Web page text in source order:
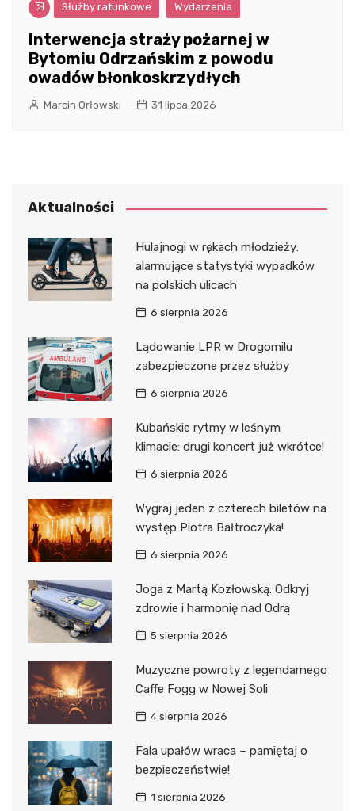
Służby ratunkowe Wydarzenia
Interwencja straży pożarnej w
Bytomiu Odrzańskim z powodu
owadów błonkoskrzydłych
Marcin Orłowski 31 lipca 2026
Aktualności
Hulajnogi w rękach młodzieży:
alarmujące statystyki wypadków
na polskich ulicach
6 sierpnia 2026
Lądowanie LPR w Drogomilu
zabezpieczone przez służby
6 sierpnia 2026
Kubańskie rytmy w leśnym
klimacie: drugi koncert już wkrótce!
6 sierpnia 2026
Wygraj jeden z czterech biletów na
występ Piotra Bałtroczyka!
6 sierpnia 2026
Joga z Martą Kozłowską: Odkryj
zdrowie i harmonię nad Odrą
5 sierpnia 2026
Muzyczne powroty z legendarnego
Caffe Fogg w Nowej Soli
4 sierpnia 2026
Fala upałów wraca – pamiętaj o
bezpieczeństwie!
1 sierpnia 2026